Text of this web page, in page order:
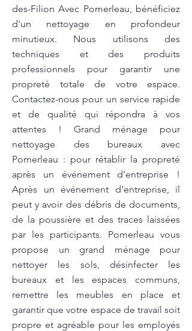
des-Filion Avec Pomerleau, bénéficiez
d'un nettoyage en profondeur
minutieux. Nous utilisons des
techniques et des produits
professionnels pour garantir une
propreté totale de votre espace.
Contactez-nous pour un service rapide
et de qualité qui répondra à vos
attentes ! Grand ménage pour
nettoyage des bureaux avec
Pomerleau : pour rétablir la propreté
après un événement d’entreprise !
Après un événement d'entreprise, il
peut y avoir des débris de documents,
de la poussière et des traces laissées
par les participants. Pomerleau vous
propose un grand ménage pour
nettoyer les sols, désinfecter les
bureaux et les espaces communs,
remettre les meubles en place et
garantir que votre espace de travail soit
propre et agréable pour les employés